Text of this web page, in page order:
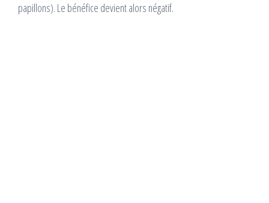
papillons). Le bénéfice devient alors négatif.